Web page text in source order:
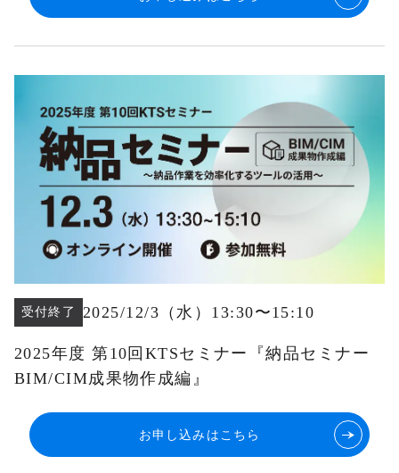
お申し込みはこちら
受付終了 2025/12/3 （水 ）13:30〜15:10
2025年度 第10回KTSセミナー『納品セミナー
BIM/CIM成果物作成編』